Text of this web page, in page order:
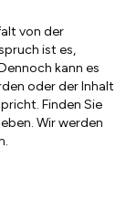
von der
ist es,
kann es
oder der Inhalt
Finden Sie
Wir werden